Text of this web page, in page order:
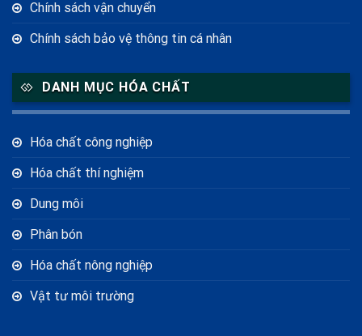
Chính sách vận chuyển
Chính sách bảo vệ thông tin cá nhân
DANH MỤC HÓA CHẤT
Hóa chất công nghiệp
Hóa chất thí nghiệm
Dung môi
Phân bón
Hóa chất nông nghiệp
Vật tư môi trường